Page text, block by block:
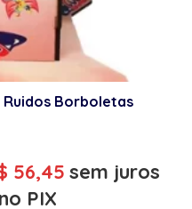
Borboletas
56,45 sem juros
PIX